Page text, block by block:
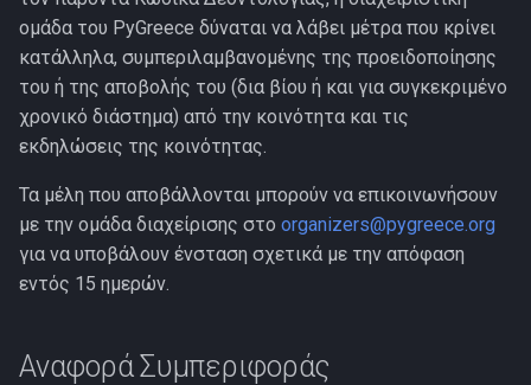
ομάδα του PyGreece δύναται να λάβει μέτρα που κρίνει
κατάλληλα, συμπεριλαμβανομένης της προειδοποίησης
του ή της αποβολής του (δια βίου ή και για συγκεκριμένο
χρονικό διάστημα) από την κοινότητα και τις
εκδηλώσεις της κοινότητας.
Τα μέλη που αποβάλλονται μπορούν να επικοινωνήσουν
με την ομάδα διαχείρισης στο organizers@pygreece.org
για να υποβάλουν ένσταση σχετικά με την απόφαση
εντός 15 ημερών.
Αναφορά Συμπεριφοράς